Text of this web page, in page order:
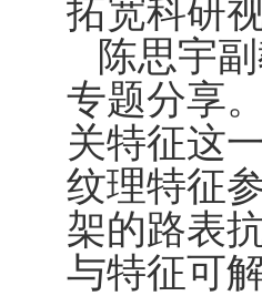
拓宽科研
陈思宇
专题分享
关特征这
纹理特征
架的路表
与特征可